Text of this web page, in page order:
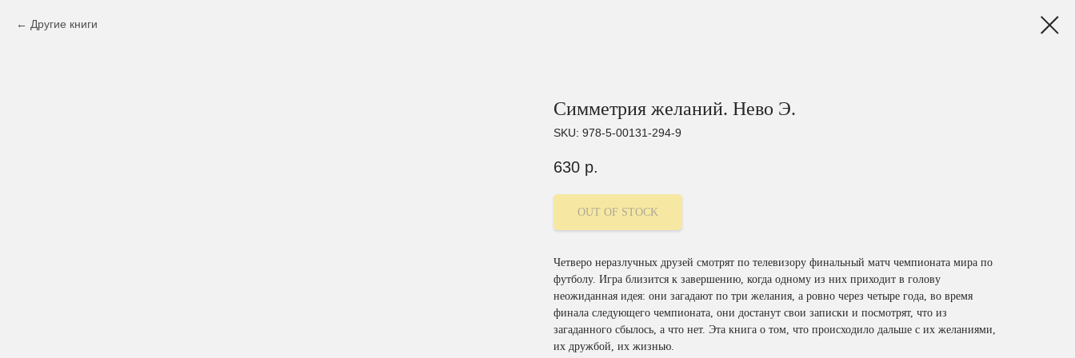
Другие книги
Симметрия желаний. Нево Э.
SKU: 978-5-00131-294-9
630 р.
OUT OF STOCK
Четверо неразлучных друзей смотрят по телевизору финальный матч чемпионата мира по
футболу. Игра близится к завершению, когда одному из них приходит в голову
неожиданная идея: они загадают по три желания, а ровно через четыре года, во время
финала следующего чемпионата, они достанут свои записки и посмотрят, что из
загаданного сбылось, а что нет. Эта книга о том, что происходило дальше с их желаниями,
их дружбой, их жизнью.